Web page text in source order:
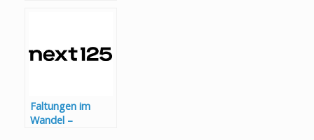
LumiQ
Faltungen im
Wandel –